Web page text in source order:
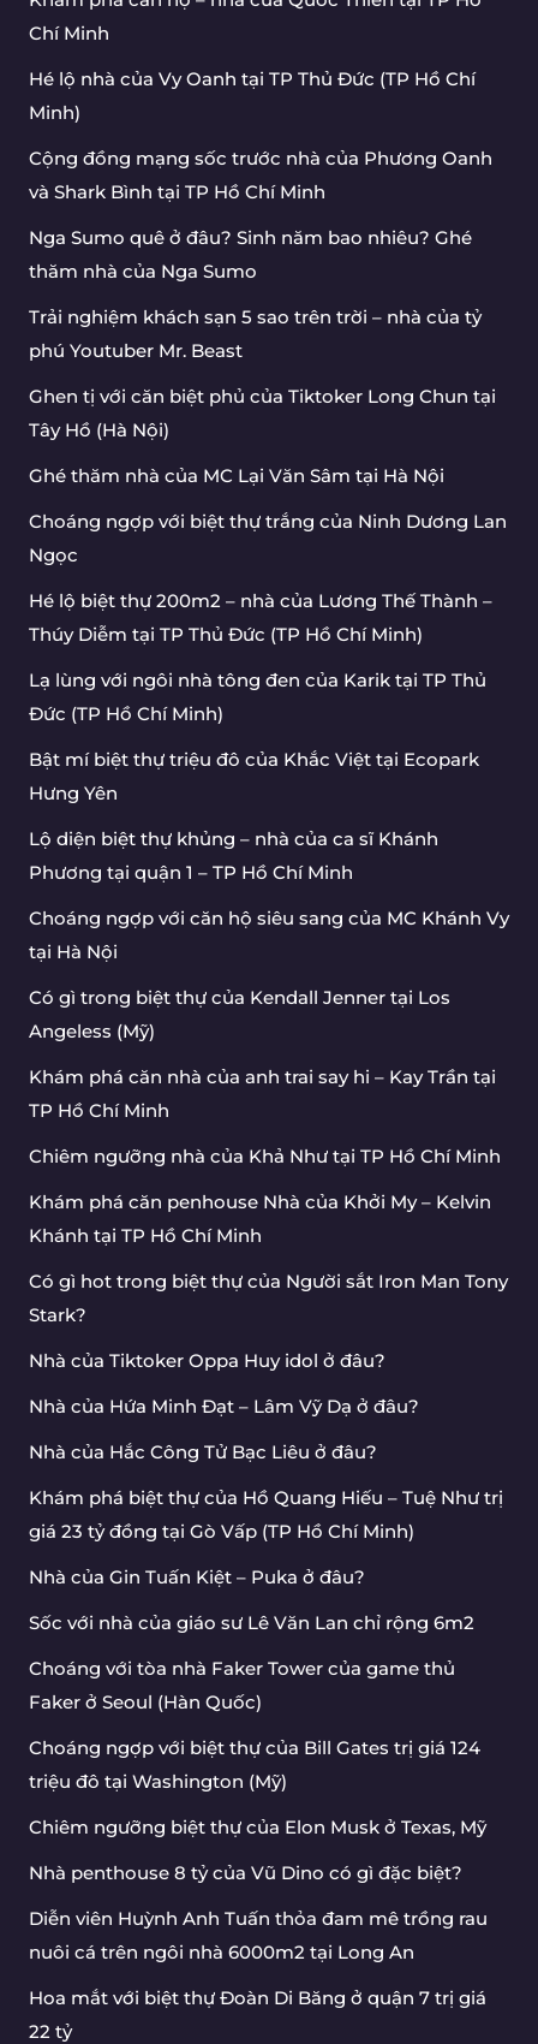
Chí Minh
Hé lộ nhà của Vy Oanh tại TP Thủ Đức (TP Hồ Chí
Minh)
Cộng đồng mạng sốc trước nhà của Phương Oanh
và Shark Bình tại TP Hồ Chí Minh
Nga Sumo quê ở đâu? Sinh năm bao nhiêu? Ghé
thăm nhà của Nga Sumo
Trải nghiệm khách sạn 5 sao trên trời – nhà của tỷ
phú Youtuber Mr. Beast
Ghen tị với căn biệt phủ của Tiktoker Long Chun tại
Tây Hồ (Hà Nội)
Ghé thăm nhà của MC Lại Văn Sâm tại Hà Nội
Choáng ngợp với biệt thự trắng của Ninh Dương Lan
Ngọc
Hé lộ biệt thự 200m2 – nhà của Lương Thế Thành –
Thúy Diễm tại TP Thủ Đức (TP Hồ Chí Minh)
Lạ lùng với ngôi nhà tông đen của Karik tại TP Thủ
Đức (TP Hồ Chí Minh)
Bật mí biệt thự triệu đô của Khắc Việt tại Ecopark
Hưng Yên
Lộ diện biệt thự khủng – nhà của ca sĩ Khánh
Phương tại quận 1 – TP Hồ Chí Minh
Choáng ngợp với căn hộ siêu sang của MC Khánh Vy
tại Hà Nội
Có gì trong biệt thự của Kendall Jenner tại Los
Angeless (Mỹ)
Khám phá căn nhà của anh trai say hi – Kay Trần tại
TP Hồ Chí Minh
Chiêm ngưỡng nhà của Khả Như tại TP Hồ Chí Minh
Khám phá căn penhouse Nhà của Khởi My – Kelvin
Khánh tại TP Hồ Chí Minh
Có gì hot trong biệt thự của Người sắt Iron Man Tony
Stark?
Nhà của Tiktoker Oppa Huy idol ở đâu?
Nhà của Hứa Minh Đạt – Lâm Vỹ Dạ ở đâu?
Nhà của Hắc Công Tử Bạc Liêu ở đâu?
Khám phá biệt thự của Hồ Quang Hiếu – Tuệ Như trị
giá 23 tỷ đồng tại Gò Vấp (TP Hồ Chí Minh)
Nhà của Gin Tuấn Kiệt – Puka ở đâu?
Sốc với nhà của giáo sư Lê Văn Lan chỉ rộng 6m2
Choáng với tòa nhà Faker Tower của game thủ
Faker ở Seoul (Hàn Quốc)
Choáng ngợp với biệt thự của Bill Gates trị giá 124
triệu đô tại Washington (Mỹ)
Chiêm ngưỡng biệt thự của Elon Musk ở Texas, Mỹ
Nhà penthouse 8 tỷ của Vũ Dino có gì đặc biệt?
Diễn viên Huỳnh Anh Tuấn thỏa đam mê trồng rau
nuôi cá trên ngôi nhà 6000m2 tại Long An
Hoa mắt với biệt thự Đoàn Di Băng ở quận 7 trị giá
22 tỷ